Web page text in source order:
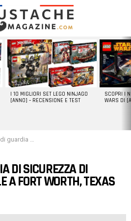
I 10 MIGLIORI SET LEGO NINJAGO
[ANNO] – RECENSIONE E TEST
SCOPRI I
WARS DI
livello mondiale a Fort Worth, Texas
DI SICUREZZA DI
A FORT WORTH, TEXAS